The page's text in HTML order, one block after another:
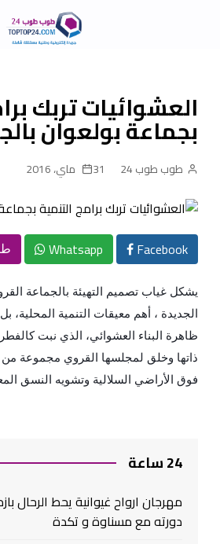
contentالعشوائيات تربك
بجماعة بولعوان
طوب طوب 24 31 ماي، 2016
Facebook
Whatsapp
يشكل غياب تصميم التهيئة بالجماعة
الجديدة ، أهم معيقات التنمية المحلية،
ظاهرة البناء العشوائي، الذي نبت
ذاتها وخلق لمجلسها القروي مجموعة من
فوق الأراضي السلالية وتشويه النسق
24 ساعة
مهرجان ارواح غيوانية يحط الرحال
دورته مع مسناوة و تكدة